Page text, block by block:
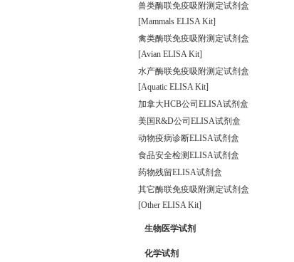
兽类酶联免疫吸附测定试剂盒
[Mammals ELISA Kit]
禽类酶联免疫吸附测定试剂盒
[Avian ELISA Kit]
水产酶联免疫吸附测定试剂盒
[Aquatic ELISA Kit]
加拿大HCB公司ELISA试剂盒
美国R&D公司ELISA试剂盒
动物疫病诊断ELISA试剂盒
食品安全检测ELISA试剂盒
药物残留ELISA试剂盒
其它酶联免疫吸附测定试剂盒
[Other ELISA Kit]
生物医学试剂
化学试剂